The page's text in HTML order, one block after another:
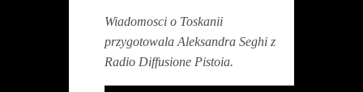
Wiadomosci o Toskanii
przygotowala Aleksandra Seghi z
Radio Diffusione Pistoia.